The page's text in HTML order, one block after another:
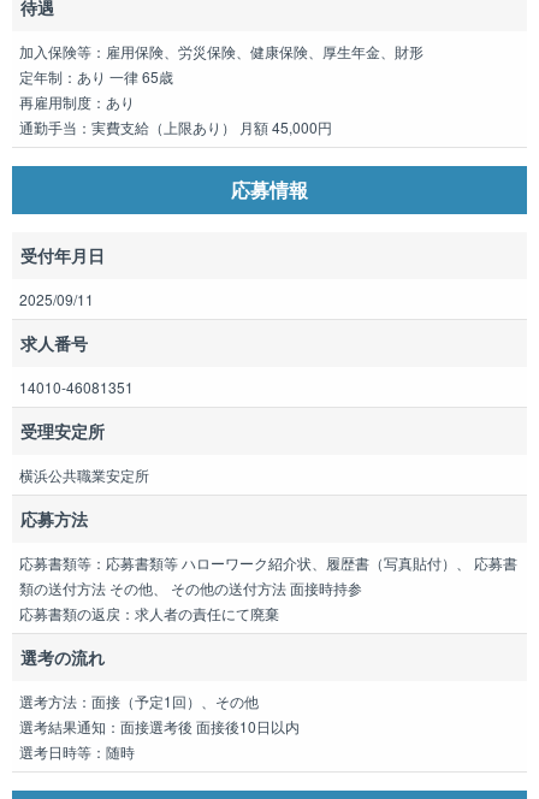
待遇
加入保険等：雇用保険、労災保険、健康保険、厚生年金、財形
定年制：あり 一律 65歳
再雇用制度：あり
通勤手当：実費支給（上限あり） 月額 45,000円
応募情報
受付年月日
2025/09/11
求人番号
14010-46081351
受理安定所
横浜公共職業安定所
応募方法
応募書類等：応募書類等 ハローワーク紹介状、履歴書（写真貼付）、 応募書
類の送付方法 その他、 その他の送付方法 面接時持参
応募書類の返戻：求人者の責任にて廃棄
選考の流れ
選考方法：面接（予定1回）、その他
選考結果通知：面接選考後 面接後10日以内
選考日時等：随時